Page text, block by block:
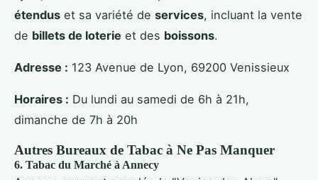
étendus et sa variété de services, incluant la vente
de billets de loterie et des boissons.
Adresse : 123 Avenue de Lyon, 69200 Venissieux
Horaires : Du lundi au samedi de 6h à 21h,
dimanche de 7h à 20h
Autres Bureaux de Tabac à Ne Pas Manquer
6. Tabac du Marché à Annecy